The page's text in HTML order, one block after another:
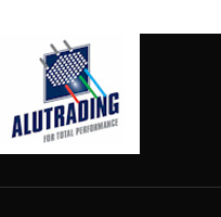
TüV Certificaat